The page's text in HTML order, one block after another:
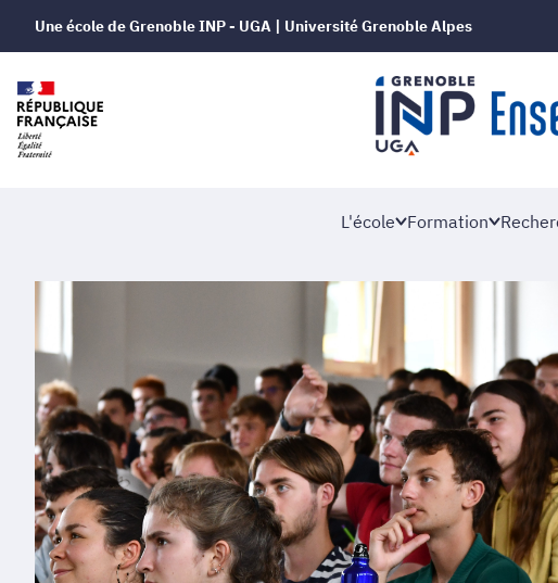
Une école de Grenoble INP - UGA | Université Grenoble Alpes
L'école Formation